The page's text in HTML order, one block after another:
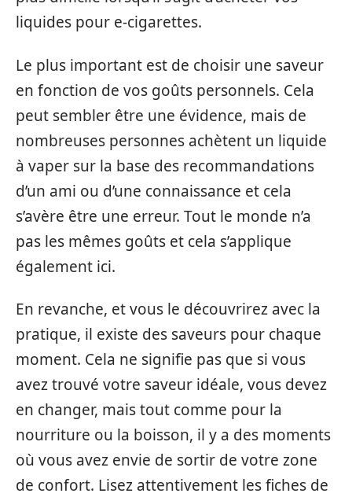
liquides pour e-cigarettes.
Le plus important est de choisir une saveur
en fonction de vos goûts personnels. Cela
peut sembler être une évidence, mais de
nombreuses personnes achètent un liquide
à vaper sur la base des recommandations
d’un ami ou d’une connaissance et cela
s’avère être une erreur. Tout le monde n’a
pas les mêmes goûts et cela s’applique
également ici.
En revanche, et vous le découvrirez avec la
pratique, il existe des saveurs pour chaque
moment. Cela ne signifie pas que si vous
avez trouvé votre saveur idéale, vous devez
en changer, mais tout comme pour la
nourriture ou la boisson, il y a des moments
où vous avez envie de sortir de votre zone
de confort. Lisez attentivement les fiches de